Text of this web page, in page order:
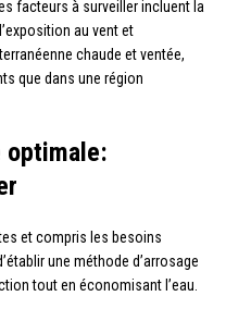
facteurs à surveiller incluent la
au vent et
chaude et ventée,
que dans une région
optimale:
et compris les besoins
une méthode d’arrosage
tout en économisant l’eau.